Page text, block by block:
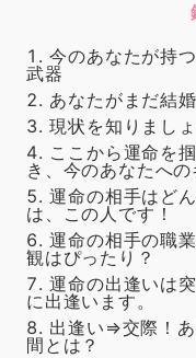
今のあなたが持
武器
あなたがまだ結
現状を知りまし
ここから運命を
き、今のあなたへの
運命の相手はど
は、この人です！
運命の相手の職
観はぴったり？
運命の出逢いは
に出逢います。
出逢い⇒交際！
間とは？